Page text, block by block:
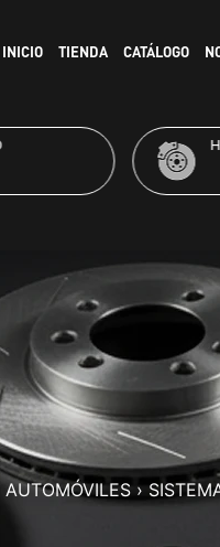
INICIO TIENDA CATÁLOGO
HIDRAÚLICOS
AUTOMÓVILES›